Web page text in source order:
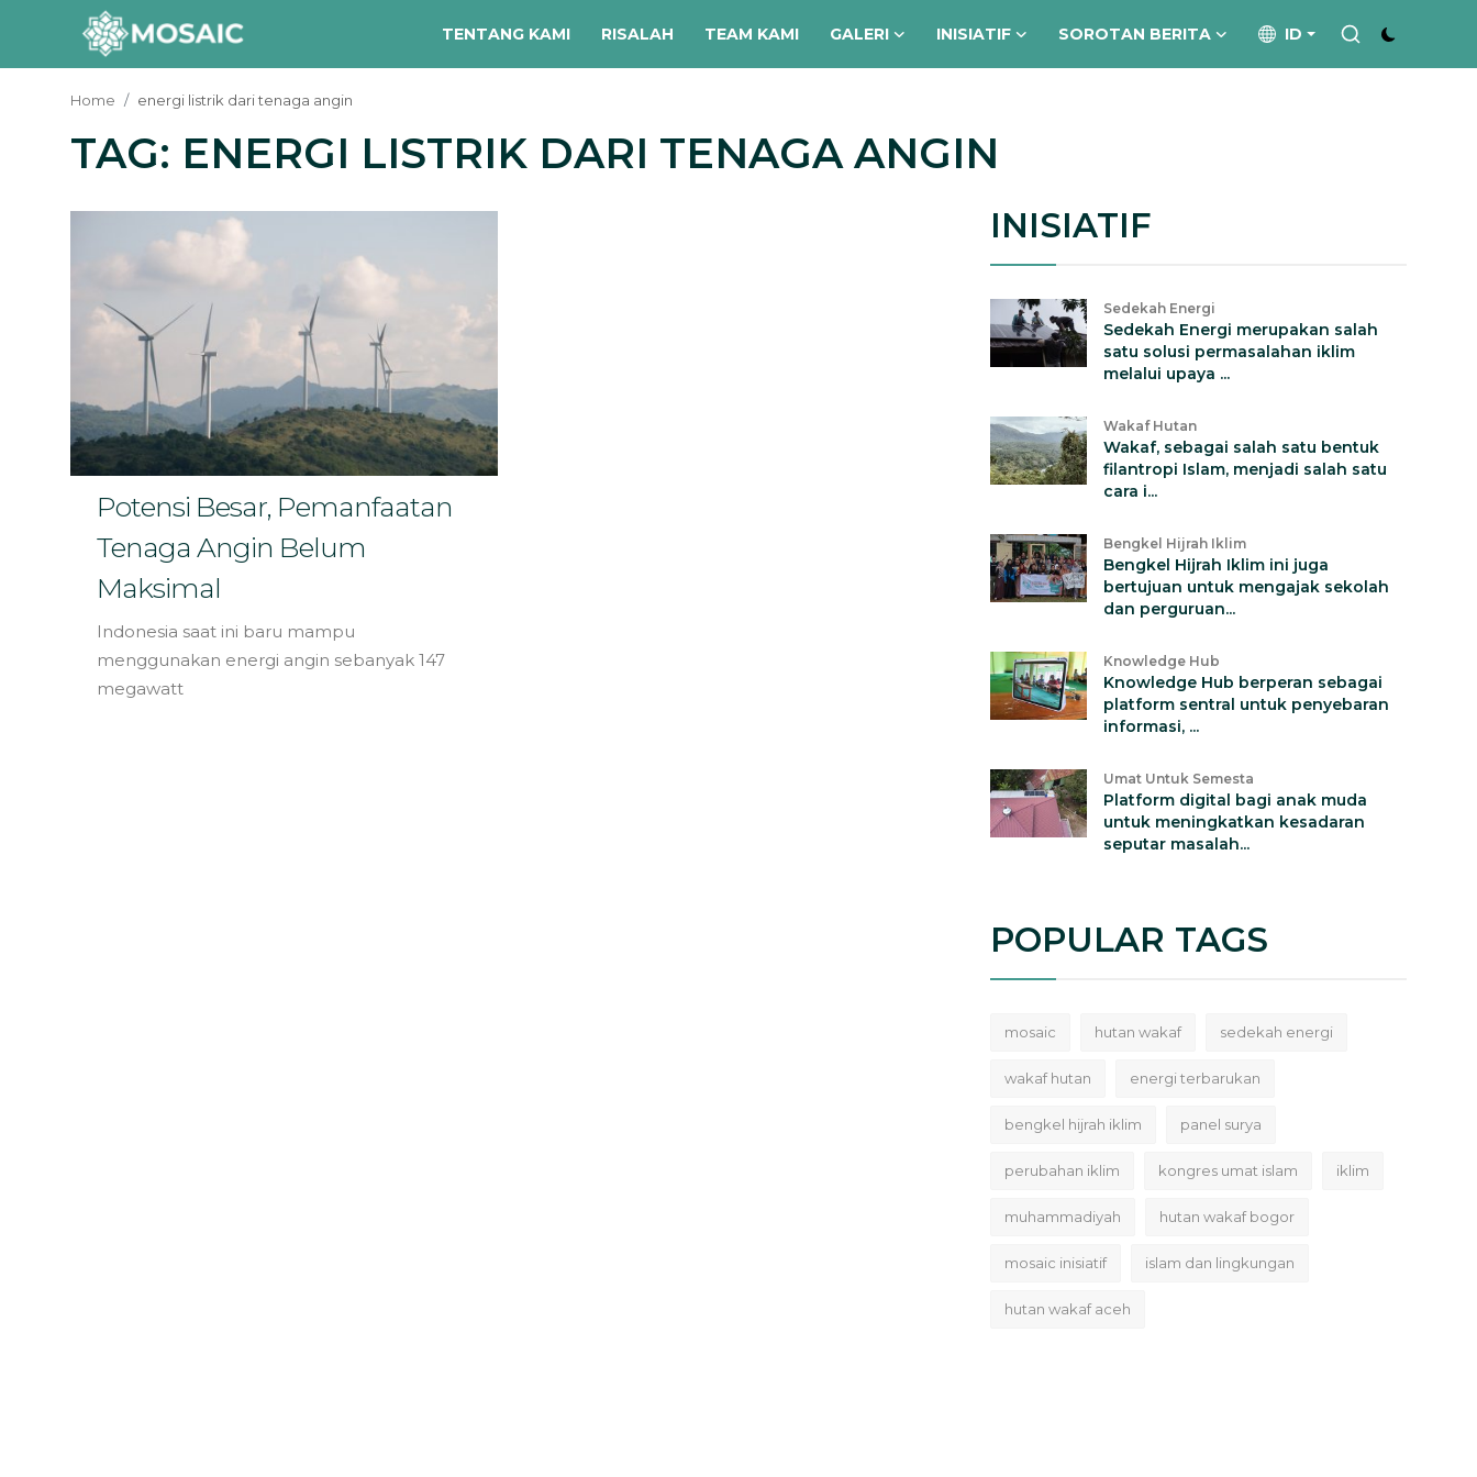
TENTANG KAMI RISALAH TEAM KAMI GALERI INISIATIF SOROTAN BERITA ID
Contact
Sorotan Berita
Bahasa
Home energi listrik dari tenaga angin
TAG: ENERGI LISTRIK DARI TENAGA ANGIN
Potensi Besar, Pemanfaatan
Tenaga Angin Belum
Maksimal
Indonesia saat ini baru mampu
menggunakan energi angin sebanyak 147
megawatt
INISIATIF
Sedekah Energi
Sedekah Energi merupakan salah
satu solusi permasalahan iklim
melalui upaya ...
Wakaf Hutan
Wakaf, sebagai salah satu bentuk
filantropi Islam, menjadi salah satu
cara i...
Bengkel Hijrah Iklim
Bengkel Hijrah Iklim ini juga
bertujuan untuk mengajak sekolah
dan perguruan...
Knowledge Hub
Knowledge Hub berperan sebagai
platform sentral untuk penyebaran
informasi, ...
Umat Untuk Semesta
Platform digital bagi anak muda
untuk meningkatkan kesadaran
seputar masalah...
POPULAR TAGS
mosaic hutan wakaf sedekah energi
wakaf hutan energi terbarukan
bengkel hijrah iklim panel surya
perubahan iklim kongres umat islam iklim
muhammadiyah hutan wakaf bogor
mosaic inisiatif islam dan lingkungan
hutan wakaf aceh